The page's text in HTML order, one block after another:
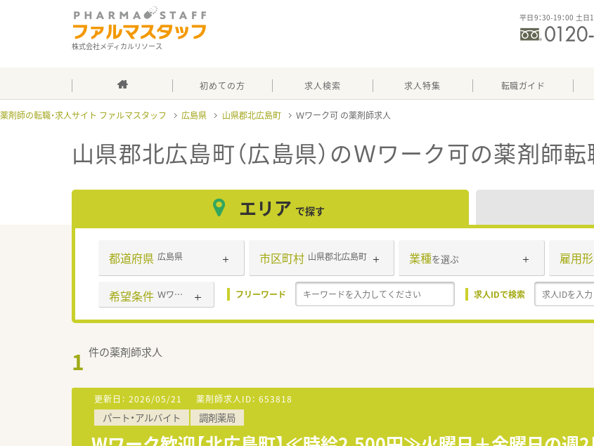
株式会社メディカルリソース
平日9：30-19：00 土日
初めての方 求人検索 求人特集 転職ガイド
薬剤師の転職・求人サイト ファルマスタッフ 広島県 山県郡北広島町 Ｗワーク可
山県郡北広島町（広島県）のＷワーク可の薬剤師転
エリア で探す
都道府県 広島県 市区町村 山県郡北広島町 業種を選ぶ 雇用
希望条件 Ｗワーク可 フリーワード 求人IDで検索
1 件の薬剤師求人
更新日： 2026/05/21 薬剤師求人ID： 653818
パート・アルバイト 調剤薬局